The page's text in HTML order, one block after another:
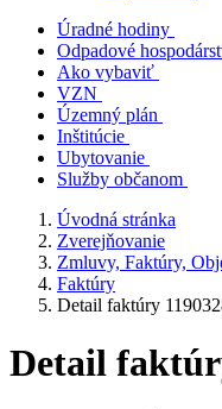
Úradné hodiny
Odpadové
Ako vybaviť
VZN
Územný plán
Inštitúcie
Ubytovanie
Služby občanom
Úvodná stránka
Zverejňovanie
Zmluvy, Faktúry,
Faktúry
Detail faktúry
Detail